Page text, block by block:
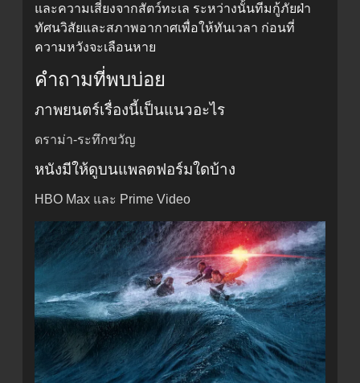
และความเสี่ยงจากสัตว์ทะเล ระหว่างนั้นทีมกู้ภัยฝ่า
ทัศนวิสัยและสภาพอากาศเพื่อให้ทันเวลา ก่อนที่
ความหวังจะเลือนหาย
คำถามที่พบบ่อย
ภาพยนตร์เรื่องนี้เป็นแนวอะไร
ดราม่า-ระทึกขวัญ
หนังมีให้ดูบนแพลตฟอร์มใดบ้าง
HBO Max และ Prime Video